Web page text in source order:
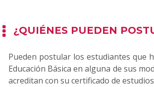
¿QUIÉNES PUEDEN
Pueden postular los estudiantes que
Educación Básica en alguna de sus
acreditan con su certificado de